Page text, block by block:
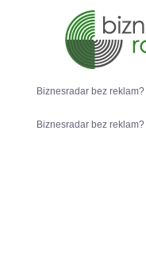
Biznesradar bez reklam?
Biznesradar bez reklam?